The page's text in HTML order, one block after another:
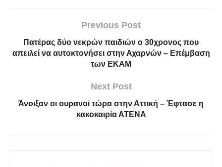
Previous Post
Πατέρας δύο νεκρών παιδιών ο 30χρονος που
απειλεί να αυτοκτονήσει στην Αχαρνών – Επέμβαση
των ΕΚΑΜ
Next Post
Άνοιξαν οι ουρανοί τώρα στην Αττική – Έφτασε η
κακοκαιρία ΑΤΕΝΑ